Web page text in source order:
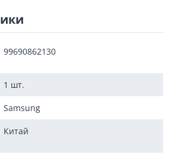
99690862130
1 шт.
Samsung
Китай